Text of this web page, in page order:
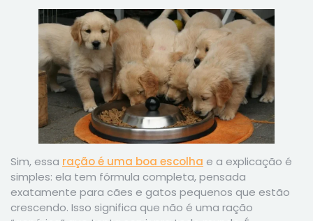
Sim, essa ração é uma boa escolha e a explicação é
simples: ela tem fórmula completa, pensada
exatamente para cães e gatos pequenos que estão
crescendo. Isso significa que não é uma ração